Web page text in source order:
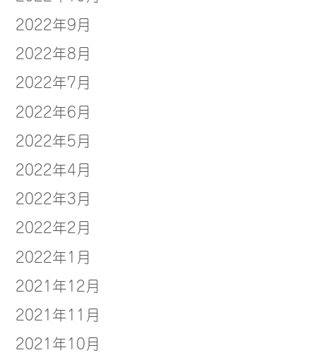
2022年9月
2022年8月
2022年7月
2022年6月
2022年5月
2022年4月
2022年3月
2022年2月
2022年1月
2021年12月
2021年11月
2021年10月